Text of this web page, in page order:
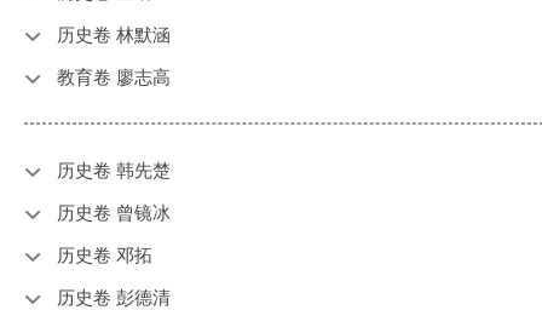
历史卷 林默涵
教育卷 廖志高
历史卷 韩先楚
历史卷 曾镜冰
历史卷 邓拓
历史卷 彭德清